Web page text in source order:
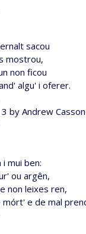
sacou
mostrou,
non ficou
algu' i oferer.
by Andrew Casson
mui ben:
ou argên,
non leixes ren,
mórt' e de mal